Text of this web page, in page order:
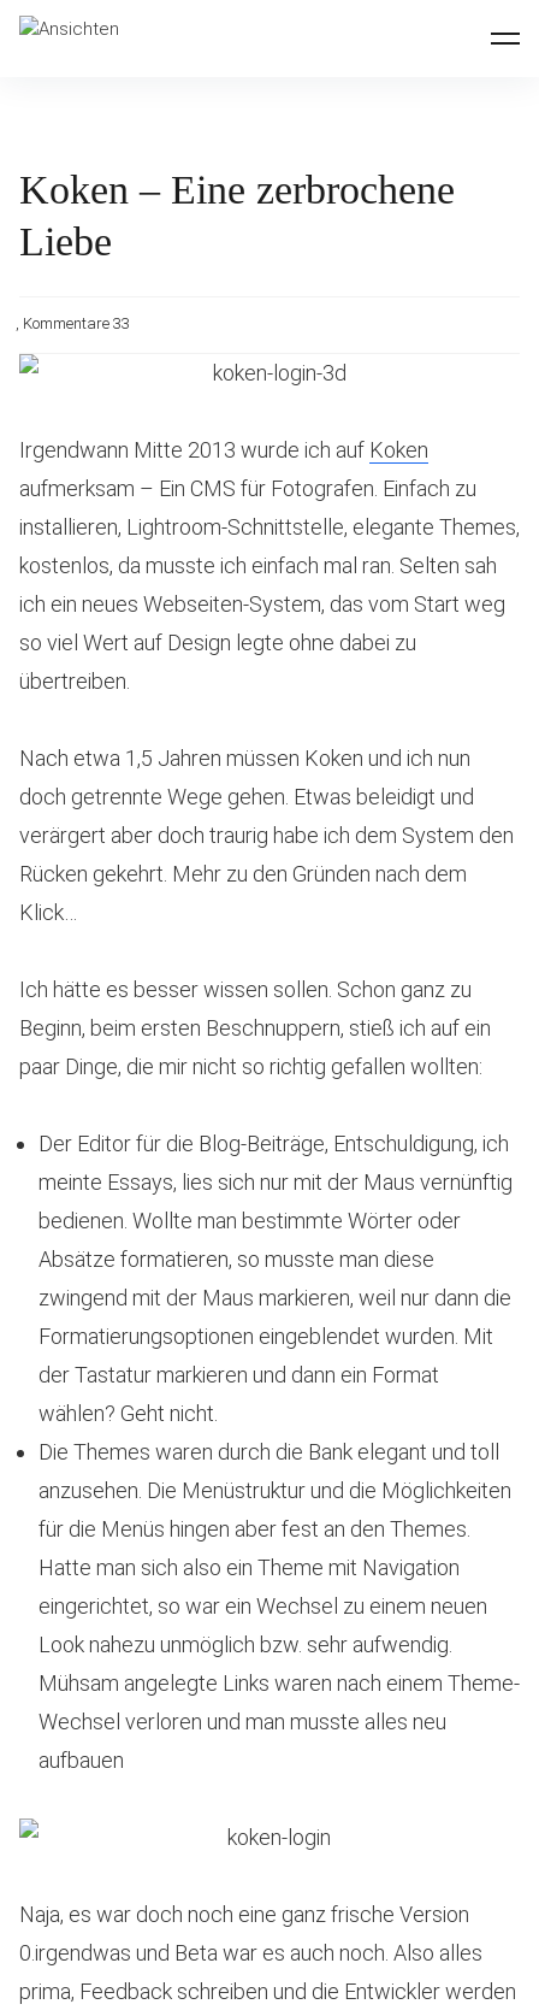
Inhalte überspringen
Ansichten
Koken – Eine zerbrochene
Liebe
Kommentare 33
Irgendwann Mitte 2013 wurde ich auf Koken
aufmerksam – Ein CMS für Fotografen. Einfach zu
installieren, Lightroom-Schnittstelle, elegante Themes,
kostenlos, da musste ich einfach mal ran. Selten sah
ich ein neues Webseiten-System, das vom Start weg
so viel Wert auf Design legte ohne dabei zu
übertreiben.
Nach etwa 1,5 Jahren müssen Koken und ich nun
doch getrennte Wege gehen. Etwas beleidigt und
verärgert aber doch traurig habe ich dem System den
Rücken gekehrt. Mehr zu den Gründen nach dem
Klick…
Ich hätte es besser wissen sollen. Schon ganz zu
Beginn, beim ersten Beschnuppern, stieß ich auf ein
paar Dinge, die mir nicht so richtig gefallen wollten:
Der Editor für die Blog-Beiträge, Entschuldigung, ich
meinte Essays, lies sich nur mit der Maus vernünftig
bedienen. Wollte man bestimmte Wörter oder
Absätze formatieren, so musste man diese
zwingend mit der Maus markieren, weil nur dann die
Formatierungsoptionen eingeblendet wurden. Mit
der Tastatur markieren und dann ein Format
wählen? Geht nicht.
Die Themes waren durch die Bank elegant und toll
anzusehen. Die Menüstruktur und die Möglichkeiten
für die Menüs hingen aber fest an den Themes.
Hatte man sich also ein Theme mit Navigation
eingerichtet, so war ein Wechsel zu einem neuen
Look nahezu unmöglich bzw. sehr aufwendig.
Mühsam angelegte Links waren nach einem Theme-
Wechsel verloren und man musste alles neu
aufbauen
Naja, es war doch noch eine ganz frische Version
0.irgendwas und Beta war es auch noch. Also alles
prima, Feedback schreiben und die Entwickler werden